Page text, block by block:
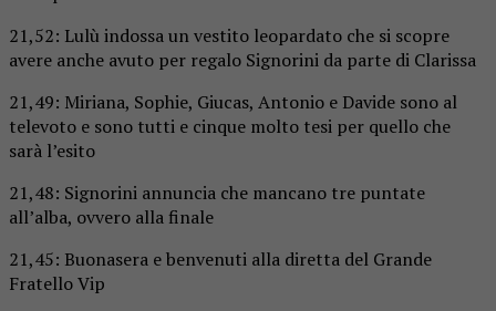
21,52: Lulù indossa un vestito leopardato che si scopre
avere anche avuto per regalo Signorini da parte di Clarissa
21,49: Miriana, Sophie, Giucas, Antonio e Davide sono al
televoto e sono tutti e cinque molto tesi per quello che
sarà l’esito
21,48: Signorini annuncia che mancano tre puntate
all’alba, ovvero alla finale
21,45: Buonasera e benvenuti alla diretta del Grande
Fratello Vip